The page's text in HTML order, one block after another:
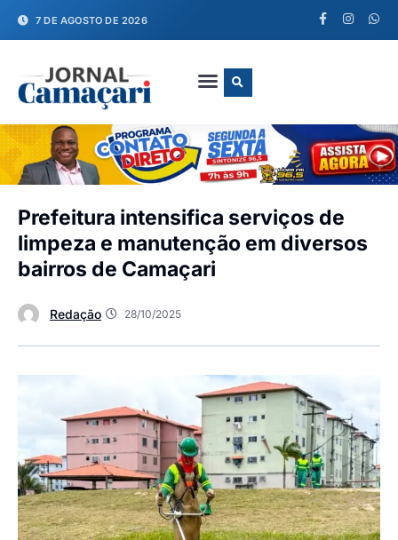
7 DE AGOSTO DE 2026
Prefeitura intensifica serviços de
limpeza e manutenção em diversos
bairros de Camaçari
Redação 28/10/2025